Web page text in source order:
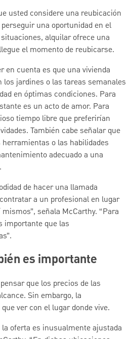
usted considere una reubicación
una oportunidad en el
alquilar ofrece una
el momento de reubicarse.
en cuenta es que una vivienda
los jardines o las tareas semanales
en óptimas condiciones. Para
es un acto de amor. Para
tiempo libre que preferirían
También cabe señalar que
o las habilidades
adecuado a una
de hacer una llamada
a un profesional en lugar
señala McCarthy. “Para
importante que las
es importante
que los precios de las
Sin embargo, la
ver con el lugar donde vive.
oferta es inusualmente ajustada